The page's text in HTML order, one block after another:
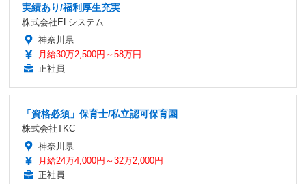
実績あり/福利厚生充実
株式会社ELシステム
神奈川県
月給30万2,500円～58万円
正社員
「資格必須」保育士/私立認可保育園
株式会社TKC
神奈川県
月給24万4,000円～32万2,000円
正社員